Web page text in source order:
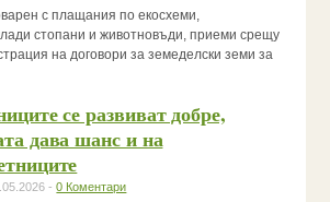
с плащания по екосхеми,
стопани и животновъди, приеми срещу
на договори за земеделски земи за
се развиват добре,
дава шанс и на
-0 Коментари